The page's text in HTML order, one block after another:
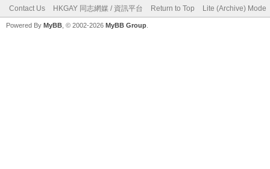
Contact Us HKGAY 同志網媒 / 資訊平台 Return to Top Lite (Archive) Mode
Powered By MyBB , © 2002-2026 MyBB Group